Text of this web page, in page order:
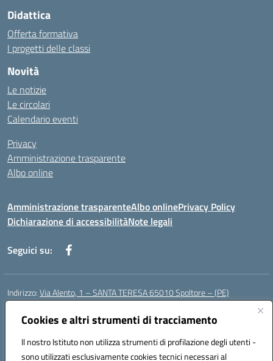
Cookies e altri strumenti di tracciamento
Il nostro Istituto non utilizza strumenti di profilazione degli utenti -
sono utilizzati esclusivamente cookies tecnici necessari al
Didattica
Offerta formativa
I progetti delle classi
Novità
Le notizie
Le circolari
Calendario eventi
Privacy
Amministrazione trasparente
Albo online
Amministrazione trasparenteAlbo onlinePrivacy Policy
Dichiarazione di accessibilitàNote legali
Seguici su:
Indirizzo:Via Alento, 1 – SANTA TERESA 65010 Spoltore – (PE)
Centralino:
Posta elettronica certificata (PEC):peee052003@pec.istruzione.it
Codice fiscale: 80006490686
Codice meccanografico:peee052003